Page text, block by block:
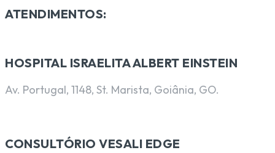
ATENDIMENTOS:
HOSPITAL ISRAELITA ALBERT EINSTEIN
Av. Portugal, 1148, St. Marista, Goiânia, GO.
CONSULTÓRIO VESALI EDGE